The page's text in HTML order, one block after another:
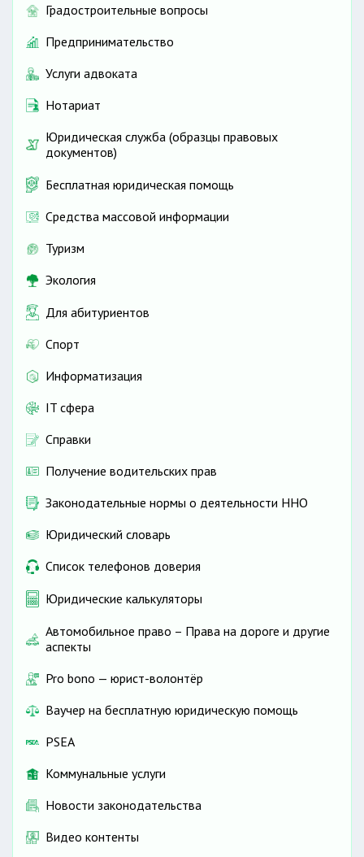
Градостроительные вопросы
Предпринимательство
Услуги адвоката
Нотариат
Юридическая служба (образцы правовых
документов)
Бесплатная юридическая помощь
Средства массовой информации
Туризм
Экология
Для абитуриентов
Спорт
Информатизация
IT сфера
Справки
Получение водительских прав
Законодательные нормы о деятельности ННО
Юридический словарь
Список телефонов доверия
Юридические калькуляторы
Автомобильное право – Права на дороге и другие
аспекты
Pro bono — юрист-волонтёр
Ваучер на бесплатную юридическую помощь
PSEA
Коммунальные услуги
Новости законодательства
Видео контенты